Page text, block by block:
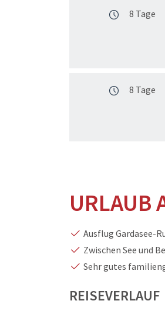
8 Tage
8 Tage
URLAUB
Ausflug Gardasee-
Zwischen See und
Sehr gutes
REISEVERLAUF